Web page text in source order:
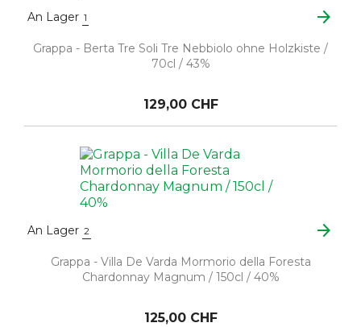
An Lager 1 arrow_forward
Grappa - Berta Tre Soli Tre Nebbiolo ohne Holzkiste /
70cl / 43%
129,00 CHF
An Lager 2 arrow_forward
Grappa - Villa De Varda Mormorio della Foresta
Chardonnay Magnum / 150cl / 40%
125,00 CHF